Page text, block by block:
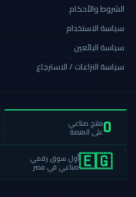
الشروط والأحكام
سياسة الاستخدام
سياسة البائعين
سياسة النزاعات / الاسترجاع
0منتج صناعي
على المنصة
🇪🇬أول سوق رقمي
صناعي في مصر